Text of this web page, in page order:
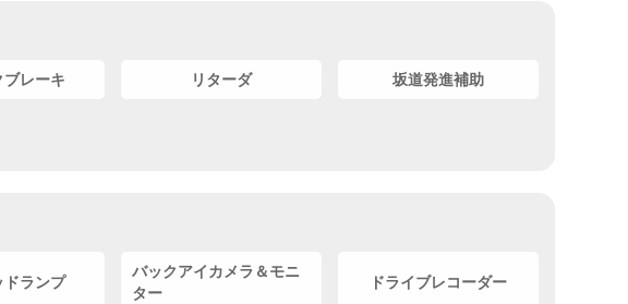
レーキ リターダ 坂道発進補助
ドランプ
バックアイカメラ＆モニ
ター
ドライブレコーダー